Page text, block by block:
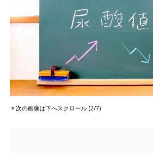
▼次の画像は下へスクロール (2/7)